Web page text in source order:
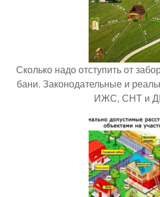
Сколько надо отступить от
бани. Законодательные и
ИЖС, СНТ и